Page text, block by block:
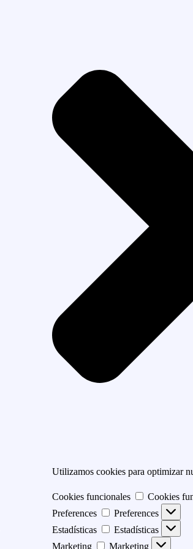
Utilizamos cookies para optimizar
Cookies funcionales Cookies
Preferences
Preferences
Estadísticas
Estadísticas
Marketing
Marketing